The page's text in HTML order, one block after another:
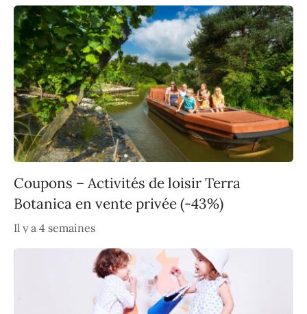
Coupons – Activités de loisir Terra
Botanica en vente privée (-43%)
Il y a 4 semaines